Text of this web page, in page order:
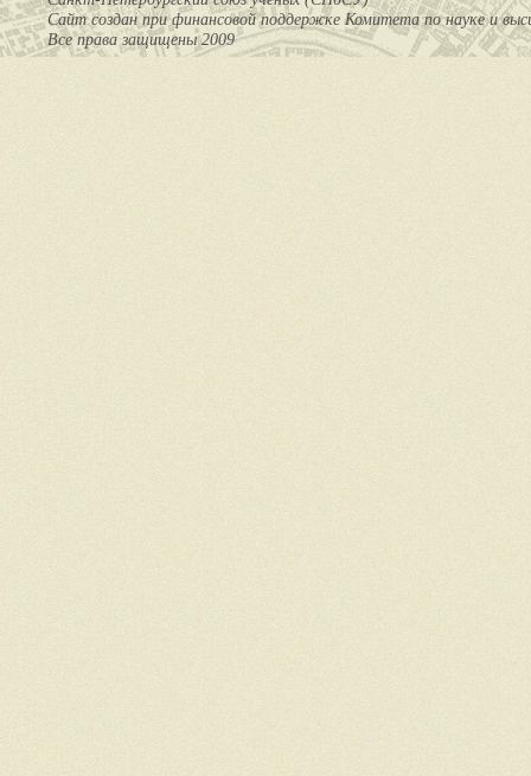
Cайт создан при финансовой поддержке Комитета по науке и
Все права защищены 2009